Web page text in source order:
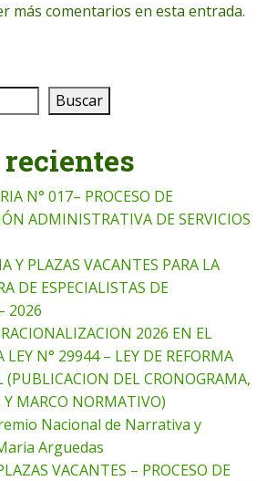
más comentarios en esta entrada.
Buscar
N° 017– PROCESO DE
ADMINISTRATIVA DE SERVICIOS
Y PLAZAS VACANTES PARA LA
DE ESPECIALISTAS DE
2026
RACIONALIZACION 2026 EN EL
LEY N° 29944 – LEY DE REFORMA
(PUBLICACION DEL CRONOGRAMA,
Y MARCO NORMATIVO)
Nacional de Narrativa y
Arguedas
VACANTES – PROCESO DE